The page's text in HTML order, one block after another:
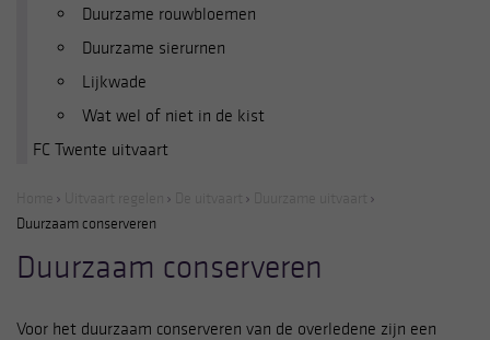
Duurzame rouwbloemen
Duurzame sierurnen
Lijkwade
Wat wel of niet in de kist
FC Twente uitvaart
Duurzaam conserveren
Duurzaam conserveren
Voor het duurzaam conserveren van de overledene zijn een